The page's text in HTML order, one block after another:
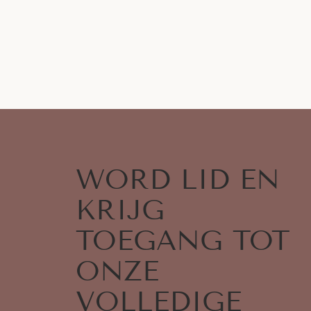
WORD LID EN
KRIJG
TOEGANG TOT
ONZE
VOLLEDIGE